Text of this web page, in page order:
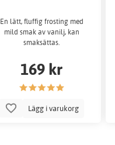
En lätt, fluffig frosting med
mild smak av vanilj, kan
smaksättas.
169 kr
Lägg i varukorg